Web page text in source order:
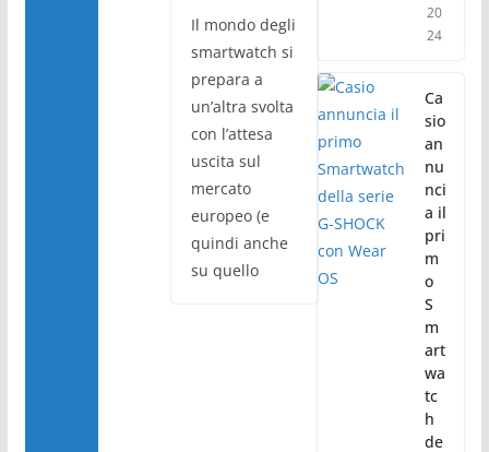
Il mondo degli
smartwatch si
prepara a
un’altra svolta
con l’attesa
uscita sul
mercato
europeo (e
quindi anche
su quello
20
24
Ca
sio
an
nu
nci
a il
pri
m
o
S
m
art
wa
tc
h
de